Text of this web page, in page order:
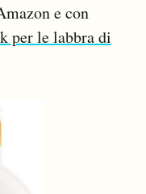
e con
per le labbra di